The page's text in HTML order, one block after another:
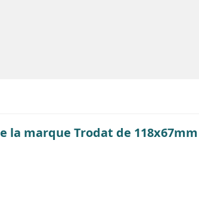
la marque Trodat de 118x67mm